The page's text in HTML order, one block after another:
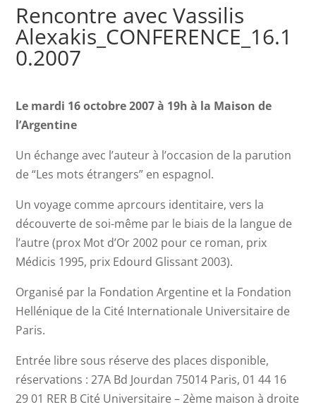
Rencontre avec Vassilis
Alexakis_CONFERENCE_16.1
0.2007
Le mardi 16 octobre 2007 à 19h à la Maison de
l’Argentine
Un échange avec l’auteur à l’occasion de la parution
de “Les mots étrangers” en espagnol.
Un voyage comme aprcours identitaire, vers la
découverte de soi-même par le biais de la langue de
l’autre (prox Mot d’Or 2002 pour ce roman, prix
Médicis 1995, prix Edourd Glissant 2003).
Organisé par la Fondation Argentine et la Fondation
Hellénique de la Cité Internationale Universitaire de
Paris.
Entrée libre sous réserve des places disponible,
réservations : 27A Bd Jourdan 75014 Paris, 01 44 16
29 01 RER B Cité Universitaire – 2ème maison à droite